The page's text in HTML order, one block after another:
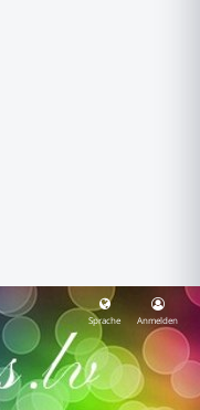
Sprache Anmelden